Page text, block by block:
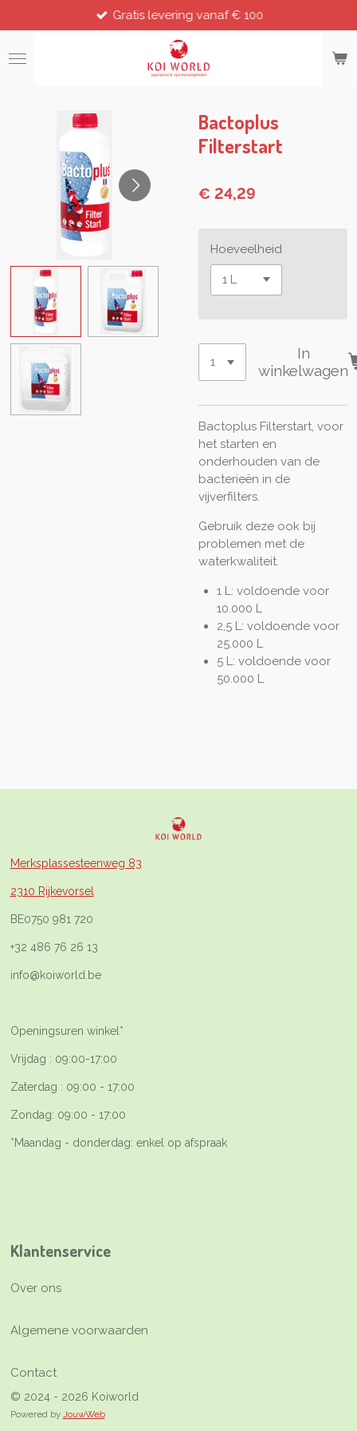
direct
naar
de
Gratis levering vanaf € 100
Bactoplus
Filterstart
€ 24,29
Hoeveelheid
In
winkelwagen
Bactoplus Filterstart, voor
het starten en
onderhouden van de
bacterieën in de
vijverfilters.
Gebruik deze ook bij
problemen met de
waterkwaliteit.
1 L: voldoende voor
10.000 L
2,5 L: voldoende voor
25.000 L
5 L: voldoende voor
50.000 L
Merksplassesteenweg 83
2310 Rijkevorsel
BE0750 981 720
+32 486 76 26 13
info@koiworld.be
Openingsuren winkel*
Vrijdag : 09:00-17:00
Zaterdag : 09:00 - 17:00
Zondag: 09:00 - 17:00
*Maandag - donderdag: enkel op afspraak
Klantenservice
Over ons
Algemene voorwaarden
Contact
© 2024 - 2026 Koiworld
Powered by JouwWeb